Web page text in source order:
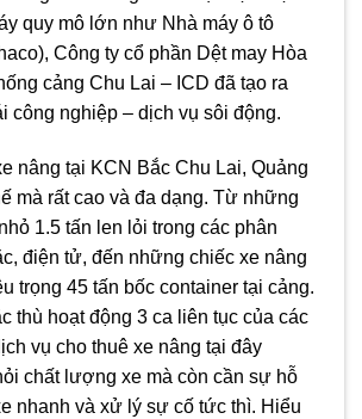
quy mô lớn như Nhà máy ô tô
Công ty cổ phần Dệt may Hòa
cảng Chu Lai – ICD đã tạo ra
công nghiệp – dịch vụ sôi động.
nâng tại KCN Bắc Chu Lai, Quảng
mà rất cao và đa dạng. Từ những
1.5 tấn len lỏi trong các phân
điện tử, đến những chiếc xe nâng
trọng 45 tấn bốc container tại cảng.
thù hoạt động 3 ca liên tục của các
vụ cho thuê xe nâng tại đây
chất lượng xe mà còn cần sự hỗ
nhanh và xử lý sự cố tức thì. Hiểu